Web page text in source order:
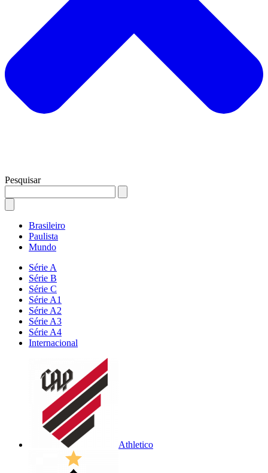
Pesquisar
Brasileiro
Paulista
Mundo
Série A
Série B
Série C
Série A1
Série A2
Série A3
Série A4
Internacional
Athletico